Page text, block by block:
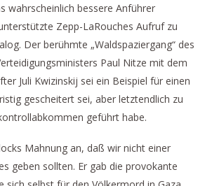
wahrscheinlich bessere Anführer
Zepp-LaRouches Aufruf zu
Der berühmte „Waldspaziergang“ des
Paul Nitze mit dem
Juli Kwizinskij sei ein Beispiel für einen
gescheitert sei, aber letztendlich zu
geführt habe.
Mahnung an, daß wir nicht einer
geben sollten. Er gab die provokante